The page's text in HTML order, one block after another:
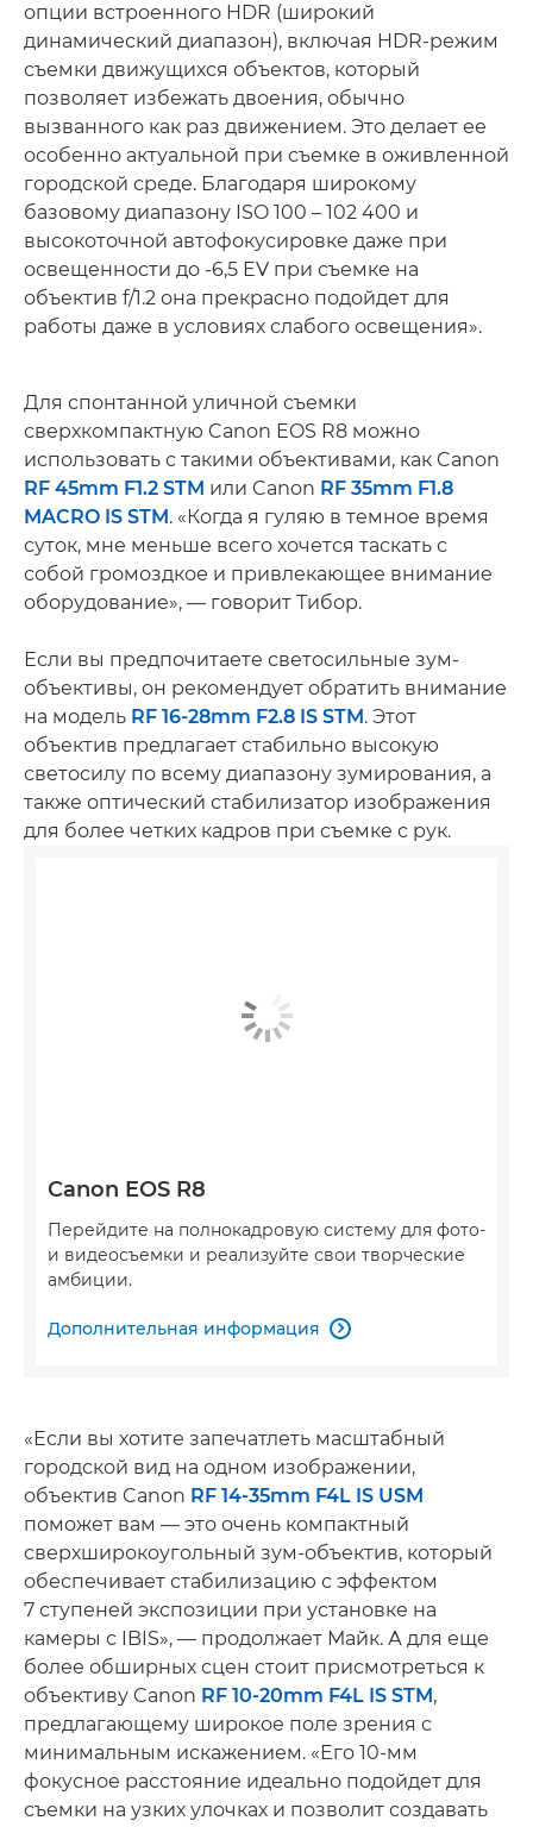
опции встроенного HDR (широкий
динамический диапазон), включая HDR-режим
съемки движущихся объектов, который
позволяет избежать двоения, обычно
вызванного как раз движением. Это делает ее
особенно актуальной при съемке в оживленной
городской среде. Благодаря широкому
базовому диапазону ISO 100 – 102 400 и
высокоточной автофокусировке даже при
освещенности до -6,5 EV при съемке на
объектив f/1.2 она прекрасно подойдет для
работы даже в условиях слабого освещения».
Для спонтанной уличной съемки
сверхкомпактную Canon EOS R8 можно
использовать с такими объективами, как Canon
RF 45mm F1.2 STM или Canon RF 35mm F1.8
MACRO IS STM . «Когда я гуляю в темное время
суток, мне меньше всего хочется таскать с
собой громоздкое и привлекающее внимание
оборудование», — говорит Тибор.
Если вы предпочитаете светосильные зум-
объективы, он рекомендует обратить внимание
на модель RF 16-28mm F2.8 IS STM . Этот
объектив предлагает стабильно высокую
светосилу по всему диапазону зумирования, а
также оптический стабилизатор изображения
для более четких кадров при съемке с рук.
Canon EOS R8
Перейдите на полнокадровую систему для фото-
и видеосъемки и реализуйте свои творческие
амбиции.
Дополнительная информация 
«Если вы хотите запечатлеть масштабный
городской вид на одном изображении,
объектив Canon RF 14-35mm F4L IS USM
поможет вам — это очень компактный
сверхширокоугольный зум-объектив, который
обеспечивает стабилизацию с эффектом
7 ступеней экспозиции при установке на
камеры с IBIS», — продолжает Майк. А для еще
более обширных сцен стоит присмотреться к
объективу Canon RF 10-20mm F4L IS STM,
предлагающему широкое поле зрения с
минимальным искажением. «Его 10-мм
фокусное расстояние идеально подойдет для
съемки на узких улочках и позволит создавать